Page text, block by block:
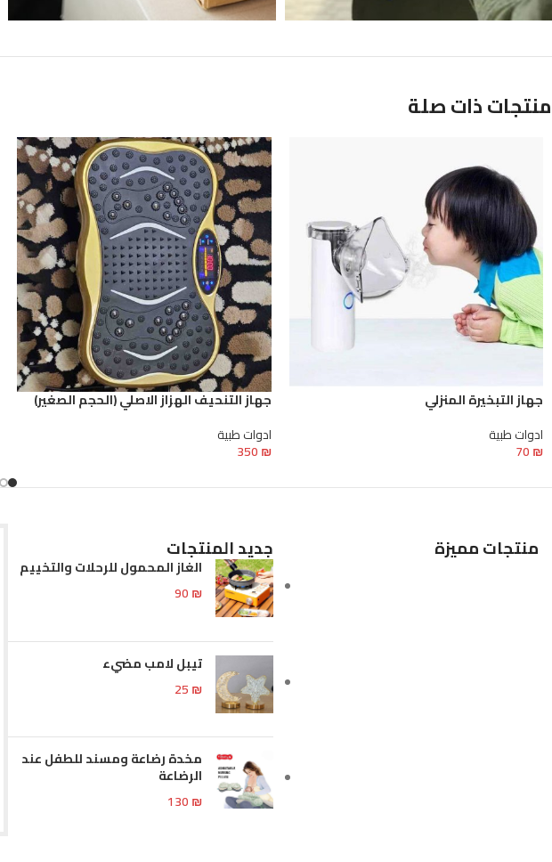
منتجات ذات صلة
جهاز التبخيرة المنزلي
ادوات طبية
70₪
إضافة إلى السلة
جهاز التنحيف الهزاز الاصلي (الحجم الصغير)
ادوات طبية
350₪
إضافة إلى السلة
منتجات مميزة جديد المنتجات
الغاز المحمول للرحلات والتخييم
90₪
تيبل لامب مضيء
25₪
مخدة رضاعة ومسند للطفل عند
الرضاعة
130₪